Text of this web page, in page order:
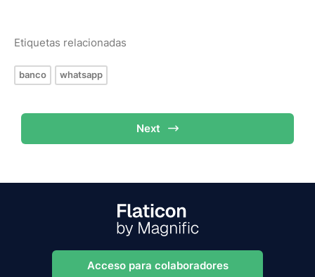
Etiquetas relacionadas
banco whatsapp
Next
Acceso para colaboradores